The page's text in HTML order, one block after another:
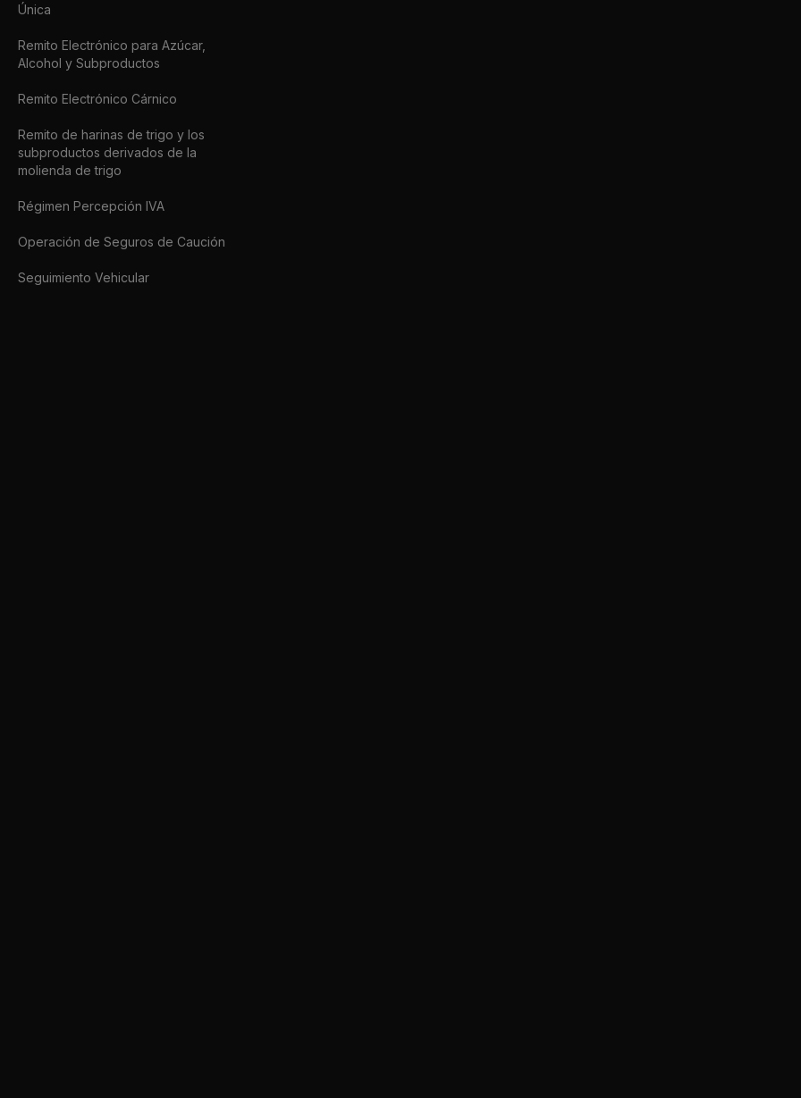
Única
Remito Electrónico para Azúcar,
Alcohol y Subproductos
Remito Electrónico Cárnico
Remito de harinas de trigo y los
subproductos derivados de la
molienda de trigo
Régimen Percepción IVA
Operación de Seguros de Caución
Seguimiento Vehicular